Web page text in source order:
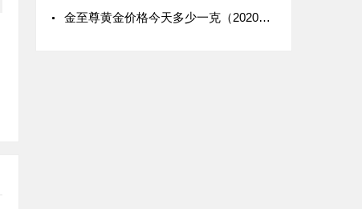
金至尊黄金价格今天多少一克（2020年11月30日）